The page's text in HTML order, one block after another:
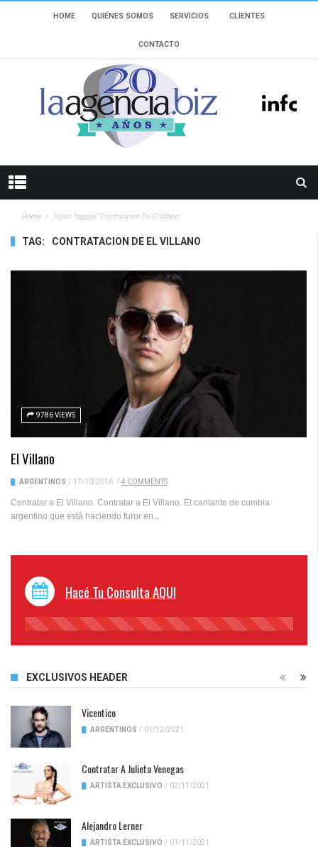
HOME QUIÉNES SOMOS SERVICIOS CLIENTES
CONTACTO
Home Posts Tagged "contratacion De El Villano"
TAG: CONTRATACION DE EL VILLANO
9786 VIEWS
El Villano
ARGENTINOS / 17/10/2016 / 4 COMMENTS
Contratar a El Villano. Contratar a El Villano. El cantante de cumbia
argentino que está haciendo furor en...
Hacé Tu Consulta AQUI
45%
EXCLUSIVOS HEADER
Vicentico
ARGENTINOS / 01/12/2021
Contratar A Julieta Venegas
ARTISTA EXCLUSIVO / 02/11/2021
Alejandro Lerner
ARTISTA EXCLUSIVO / 01/11/2021